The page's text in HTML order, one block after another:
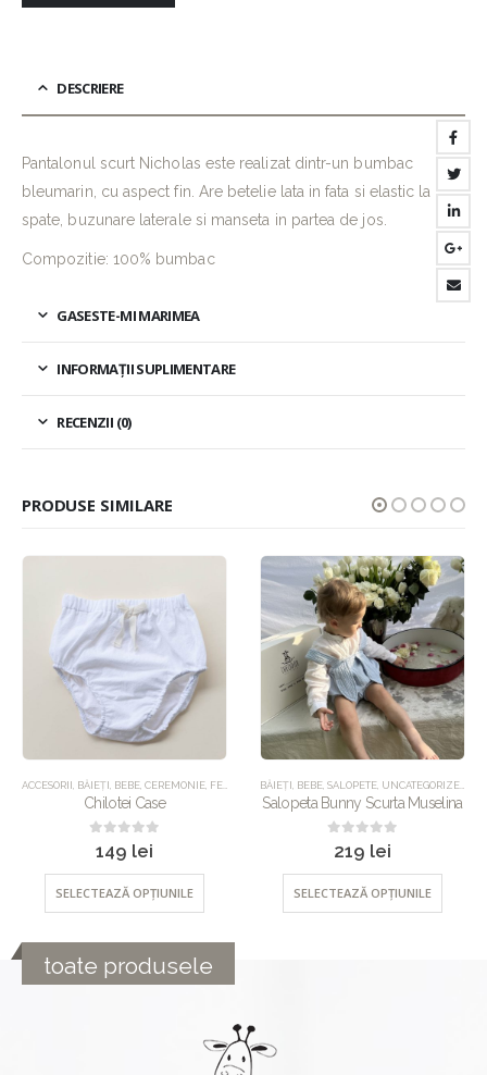
DESCRIERE
Pantalonul scurt Nicholas este realizat dintr-un bumbac
bleumarin, cu aspect fin. Are betelie lata in fata si elastic la
spate, buzunare laterale si manseta in partea de jos.
Compozitie: 100% bumbac
GASESTE-MI MARIMEA
INFORMAȚII SUPLIMENTARE
RECENZII (0)
PRODUSE SIMILARE
,UNCATEGORIZED
ACCESORII, BĂIEȚI, BEBE, CEREMONIE, FETE IMBRACAMINTE,UNCATEGORIZED
Chilotei Case
out of 5
149 lei
SELECTEAZĂ OPȚIUNILE
BĂIEȚI, BEBE, SALOPETE, UNCATEGORIZED
Salopeta Bunny Scurta Muselina
out of 5
219 lei
SELECTEAZĂ OPȚIUNILE
toate produsele